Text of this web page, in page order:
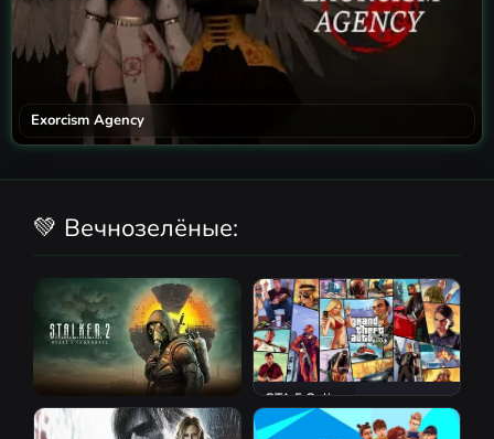
Exorcism Agency
💚 Вечнозелёные:
S.T.A.L.K.E.R. 2: Heart of
Chornobyl
GTA 5 Online